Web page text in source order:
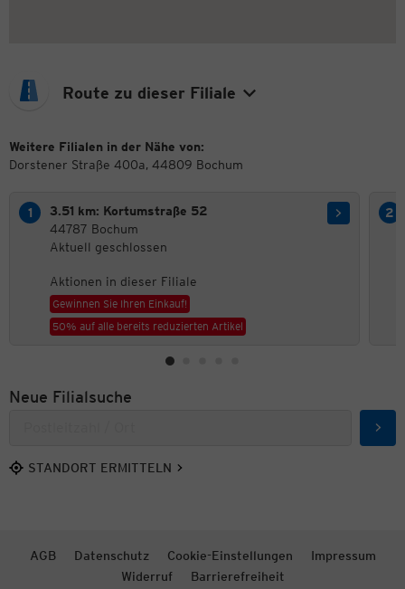
Route zu dieser Filiale
Weitere Filialen in der Nähe von:
Dorstener Straße 400a, 44809 Bochum
3.51 km: Kortumstraße 52
44787 Bochum
Aktuell geschlossen
Aktionen in dieser Filiale
Gewinnen Sie Ihren Einkauf!
50% auf alle bereits reduzierten Artikel
Neue Filialsuche
STANDORT ERMITTELN
AGB Datenschutz Cookie-Einstellungen
Impressum
Widerruf
Barrierefreiheit